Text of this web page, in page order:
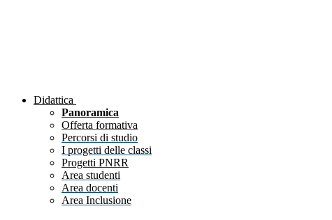
Didattica
Panoramica
Offerta formativa
Percorsi di studio
I progetti delle classi
Progetti PNRR
Area studenti
Area docenti
Area Inclusione